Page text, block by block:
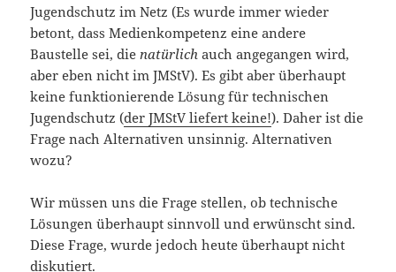
Jugendschutz im Netz (Es wurde immer wieder
betont, dass Medienkompetenz eine andere
Baustelle sei, dienatürlich auch angegangen wird,
aber eben nicht im JMStV). Es gibt aber überhaupt
keine funktionierende Lösung für technischen
Jugendschutz (der JMStV liefert keine!). Daher ist die
Frage nach Alternativen unsinnig. Alternativen
wozu?
Wir müssen uns die Frage stellen, ob technische
Lösungen überhaupt sinnvoll und erwünscht sind.
Diese Frage, wurde jedoch heute überhaupt nicht
diskutiert.